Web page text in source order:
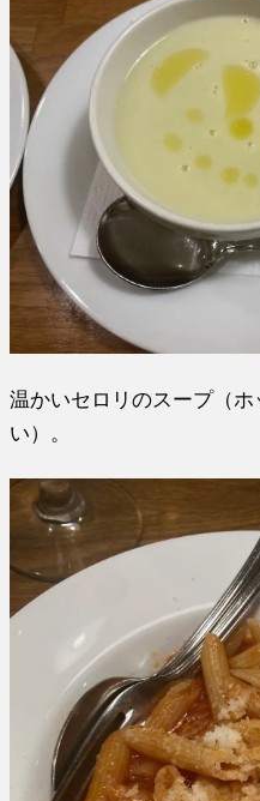
温かいセロリのスープ（
い）。